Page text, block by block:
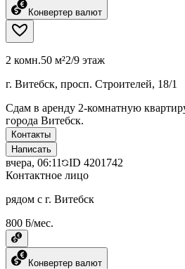
Конвертер валют
2 комн.50 м²2/9 этаж
г. Витебск, просп. Строителей, 18/1
Сдам в аренду 2-комнатную
города Витебск.
Контакты
Написать
вчера, 06:11 ID 4201742
Контактное лицо
рядом с г. Витебск
800 ƃ/мес.
Конвертер валют